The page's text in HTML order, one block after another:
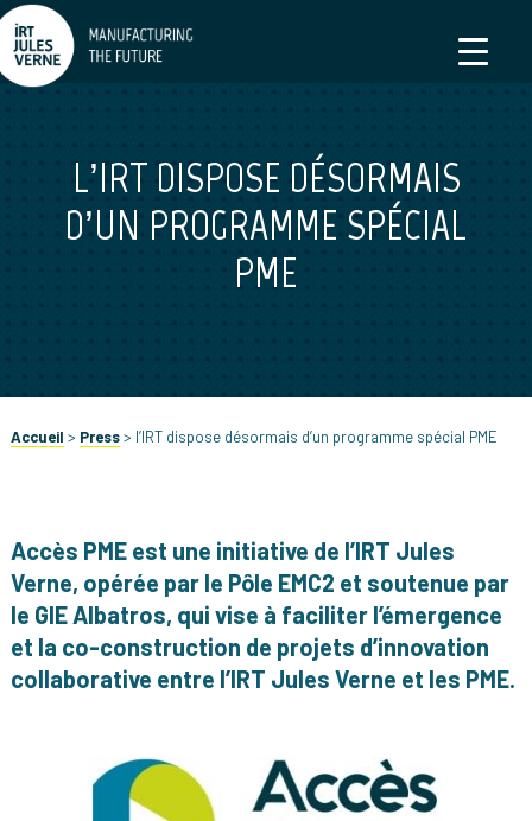
L’IRT DISPOSE DÉSORMAIS
D’UN PROGRAMME SPÉCIAL
PME
Accueil > Press> l’IRT dispose désormais d’un programme spécial PME
Accès PME est une initiative de l’IRT Jules
Verne, opérée par le Pôle EMC2 et soutenue par
le GIE Albatros, qui vise à faciliter l’émergence
et la co-construction de projets d’innovation
collaborative entre l’IRT Jules Verne et les PME.